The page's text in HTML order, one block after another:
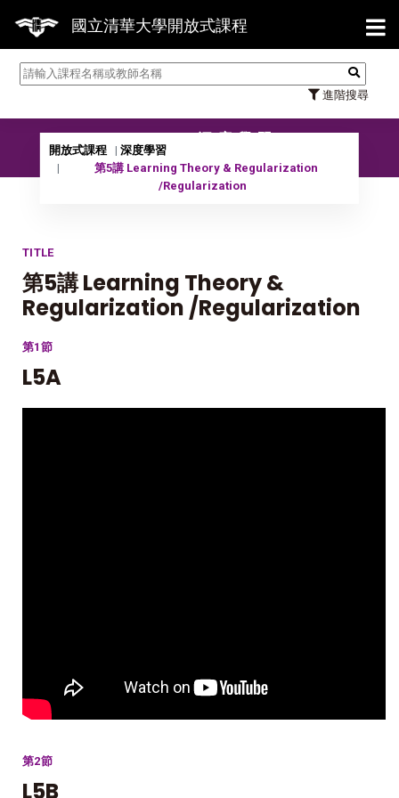
國立清華大學開放式課程
進階搜尋
【7/
10702 深度學習
開放式課程
深度學習
第5講 Learning Theory & Regularization
/Regularization
TITLE
第5講 Learning Theory &
Regularization /Regularization
第1節
L5A
第2節
L5B